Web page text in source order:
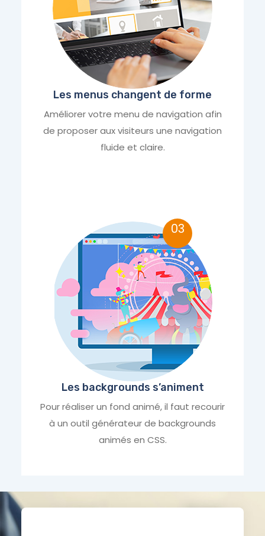
Les menus changent de forme
Améliorer votre menu de navigation afin
de proposer aux visiteurs une navigation
fluide et claire.
03
Les backgrounds s’animent
Pour réaliser un fond animé, il faut recourir
à un outil générateur de backgrounds
animés en CSS.